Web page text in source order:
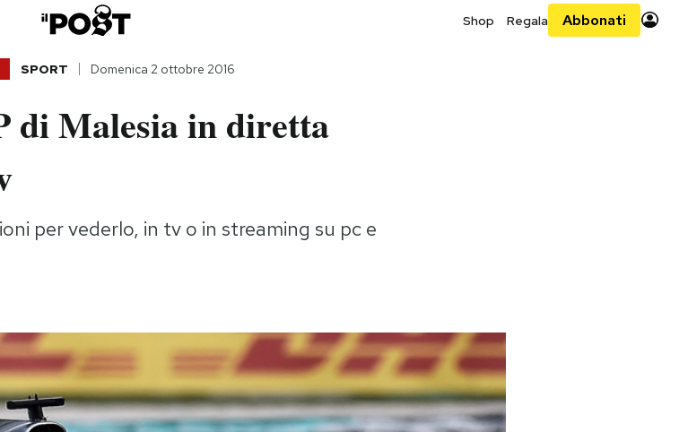
Shop Regala Abbonati
SPORT Domenica 2 ottobre 2016
di Malesia in diretta
per vederlo, in tv o in streaming su pc e